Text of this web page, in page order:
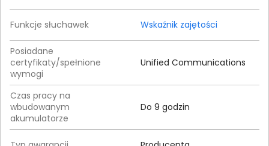
Funkcje słuchawek Wskaźnik zajętości
Posiadane
certyfikaty/spełnione
wymogi
Unified Communications
Czas pracy na
wbudowanym
akumulatorze
Do 9 godzin